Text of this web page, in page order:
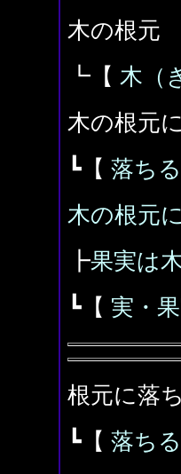
木の根元
┗【 木（
木の根元
┗【 落ちる
木の根元
┣果実は
┗【 実・
根元に落
┗【 落ちる